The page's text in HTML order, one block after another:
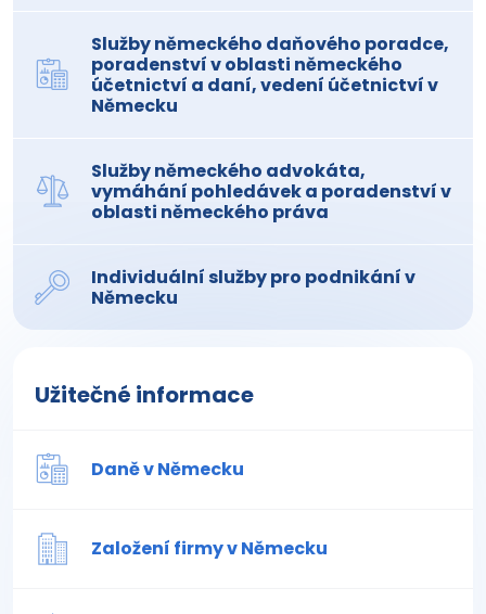
Služby německého daňového poradce,
poradenství v oblasti německého
účetnictví a daní, vedení účetnictví v
Německu
Služby německého advokáta,
vymáhání pohledávek a poradenství v
oblasti německého práva
Individuální služby pro podnikání v
Německu
Užitečné informace
Daně v Německu
Založení firmy v Německu